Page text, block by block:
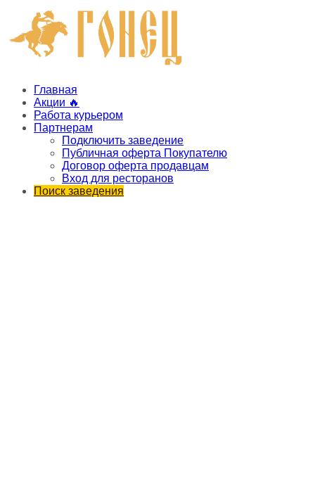
Главная
Акции 🔥
Работа курьером
Партнерам
Подключить заведение
Публичная оферта Покупателю
Договор оферта продавцам
Вход для ресторанов
Поиск заведения